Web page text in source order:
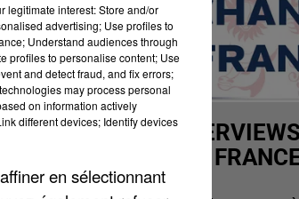
LES INTERVIEWS
CHANTE
legitimate interest: Store and/or
advertising; Use profiles to
Understand audiences through
profiles to personalise content; Use
and detect fraud, and fix errors;
may process personal
on information actively
different devices; Identify devices
en sélectionnant